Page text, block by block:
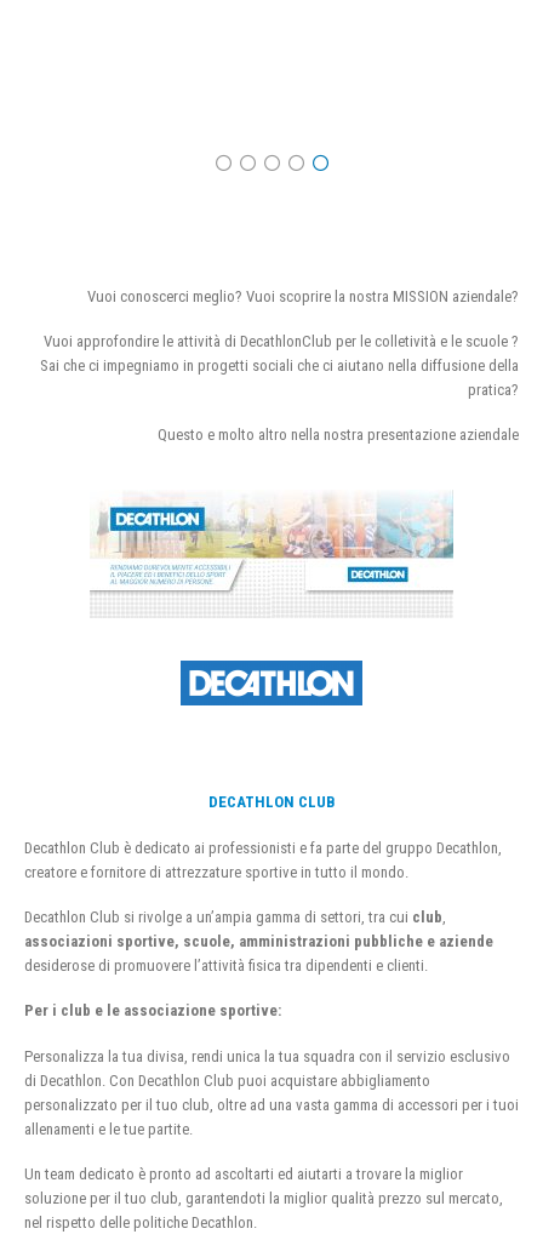
Vuoi conoscerci meglio? Vuoi scoprire la nostra MISSION aziendale?
Vuoi approfondire le attività di DecathlonClub per le colletività e le scuole ?
Sai che ci impegniamo in progetti sociali che ci aiutano nella diffusione della
pratica?
Questo e molto altro nella nostra presentazione aziendale
DECATHLON CLUB
Decathlon Club è dedicato ai professionisti e fa parte del gruppo Decathlon,
creatore e fornitore di attrezzature sportive in tutto il mondo.
Decathlon Club si rivolge a un’ampia gamma di settori, tra cui club
associazioni sportive, scuole, amministrazioni pubbliche e aziende
desiderose di promuovere l’attività fisica tra dipendenti e clienti.
Per i club e le associazione sportive:
Personalizza la tua divisa, rendi unica la tua squadra con il servizio esclusivo
di Decathlon. Con Decathlon Club puoi acquistare abbigliamento
personalizzato per il tuo club, oltre ad una vasta gamma di accessori per i tuoi
allenamenti e le tue partite.
Un team dedicato è pronto ad ascoltarti ed aiutarti a trovare la miglior
soluzione per il tuo club, garantendoti la miglior qualità prezzo sul mercato,
nel rispetto delle politiche Decathlon.